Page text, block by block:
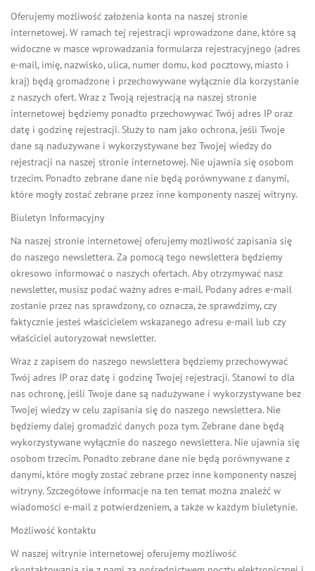
Oferujemy możliwość założenia konta na naszej stronie
internetowej. W ramach tej rejestracji wprowadzone dane, które są
widoczne w masce wprowadzania formularza rejestracyjnego (adres
e-mail, imię, nazwisko, ulica, numer domu, kod pocztowy, miasto i
kraj) będą gromadzone i przechowywane wyłącznie dla korzystanie
z naszych ofert. Wraz z Twoją rejestracją na naszej stronie
internetowej będziemy ponadto przechowywać Twój adres IP oraz
datę i godzinę rejestracji. Służy to nam jako ochrona, jeśli Twoje
dane są nadużywane i wykorzystywane bez Twojej wiedzy do
rejestracji na naszej stronie internetowej. Nie ujawnia się osobom
trzecim. Ponadto zebrane dane nie będą porównywane z danymi,
które mogły zostać zebrane przez inne komponenty naszej witryny.
Biuletyn Informacyjny
Na naszej stronie internetowej oferujemy możliwość zapisania się
do naszego newslettera. Za pomocą tego newslettera będziemy
okresowo informować o naszych ofertach. Aby otrzymywać nasz
newsletter, musisz podać ważny adres e-mail. Podany adres e-mail
zostanie przez nas sprawdzony, co oznacza, że ​​sprawdzimy, czy
faktycznie jesteś właścicielem wskazanego adresu e-mail lub czy
właściciel autoryzował newsletter.
Wraz z zapisem do naszego newslettera będziemy przechowywać
Twój adres IP oraz datę i godzinę Twojej rejestracji. Stanowi to dla
nas ochronę, jeśli Twoje dane są nadużywane i wykorzystywane bez
Twojej wiedzy w celu zapisania się do naszego newslettera. Nie
będziemy dalej gromadzić danych poza tym. Zebrane dane będą
wykorzystywane wyłącznie do naszego newslettera. Nie ujawnia się
osobom trzecim. Ponadto zebrane dane nie będą porównywane z
danymi, które mogły zostać zebrane przez inne komponenty naszej
witryny. Szczegółowe informacje na ten temat można znaleźć w
wiadomości e-mail z potwierdzeniem, a także w każdym biuletynie.
Możliwość kontaktu
W naszej witrynie internetowej oferujemy możliwość